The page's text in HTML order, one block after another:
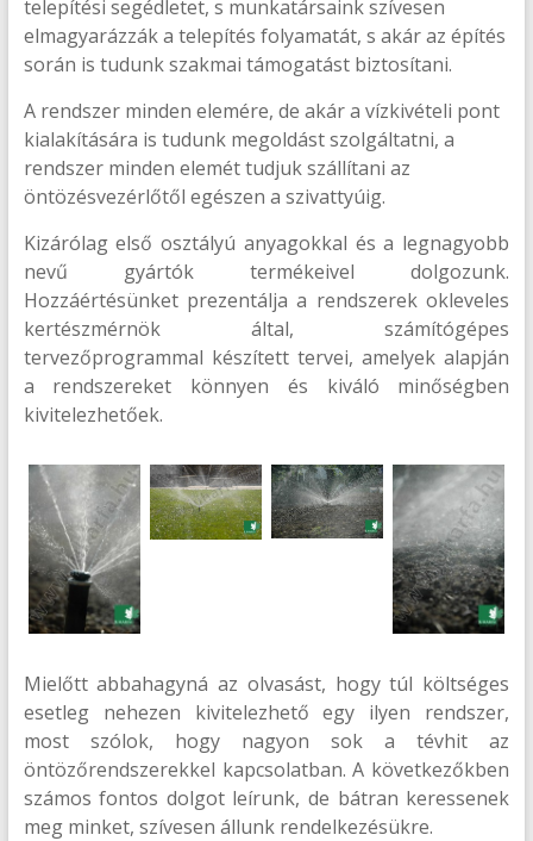
telepítési segédletet, s munkatársaink szívesen
elmagyarázzák a telepítés folyamatát, s akár az építés
során is tudunk szakmai támogatást biztosítani.
A rendszer minden elemére, de akár a vízkivételi pont
kialakítására is tudunk megoldást szolgáltatni, a
rendszer minden elemét tudjuk szállítani az
öntözésvezérlőtől egészen a szivattyúig.
Kizárólag első osztályú anyagokkal és a legnagyobb
nevű gyártók termékeivel dolgozunk.
Hozzáértésünket prezentálja a rendszerek okleveles
kertészmérnök által, számítógépes
tervezőprogrammal készített tervei, amelyek alapján
a rendszereket könnyen és kiváló minőségben
kivitelezhetőek.
Mielőtt abbahagyná az olvasást, hogy túl költséges
esetleg nehezen kivitelezhető egy ilyen rendszer,
most szólok, hogy nagyon sok a tévhit az
öntözőrendszerekkel kapcsolatban. A következőkben
számos fontos dolgot leírunk, de bátran keressenek
meg minket, szívesen állunk rendelkezésükre.